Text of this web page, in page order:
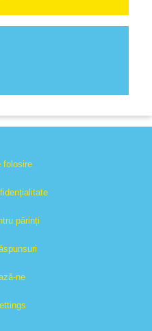
folosire
părinți
ne